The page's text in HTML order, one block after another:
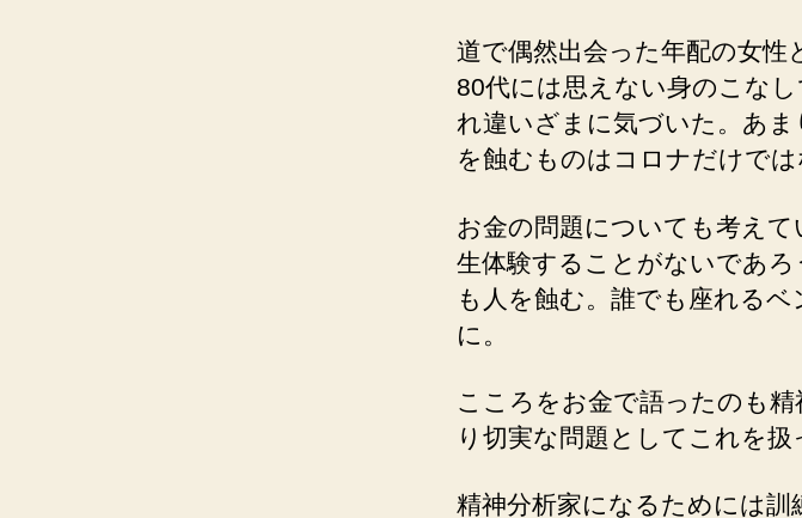
道で偶然出会った年配の女
80代には思えない身のこな
れ違いざまに気づいた。あ
を蝕むものはコロナだけでは
お金の問題についても考え
生体験することがないであ
も人を蝕む。誰でも座れる
に。
こころをお金で語ったのも
り切実な問題としてこれを扱
精神分析家になるためには訓